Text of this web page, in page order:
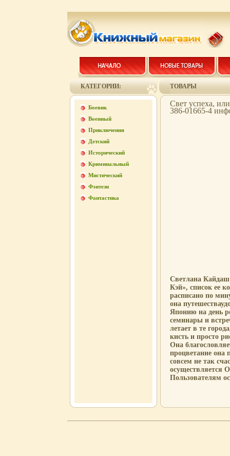
КАТЕГОРИИ:
Боевик
Военный
Приключения
Детский
Исторический
Криминальный
Мистический
Фэнтези
Фантастика
ТОВАРЫ
Свет успеха,
386-01665-4
Светлана
Кэй», список ее
расписано по
она
Японию на день
семинары и
летает в те
кисть и просто
Она
процветание она
совсем не так
осуществляется
Пользователям